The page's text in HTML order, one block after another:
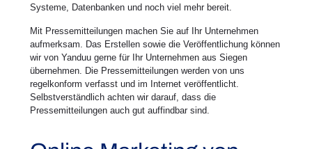
Systeme, Datenbanken und noch viel mehr bereit.
Mit Pressemitteilungen machen Sie auf Ihr Unternehmen
aufmerksam. Das Erstellen sowie die Veröffentlichung können
wir von Yanduu gerne für Ihr Unternehmen aus Siegen
übernehmen. Die Pressemitteilungen werden von uns
regelkonform verfasst und im Internet veröffentlicht.
Selbstverständlich achten wir darauf, dass die
Pressemitteilungen auch gut auffindbar sind.